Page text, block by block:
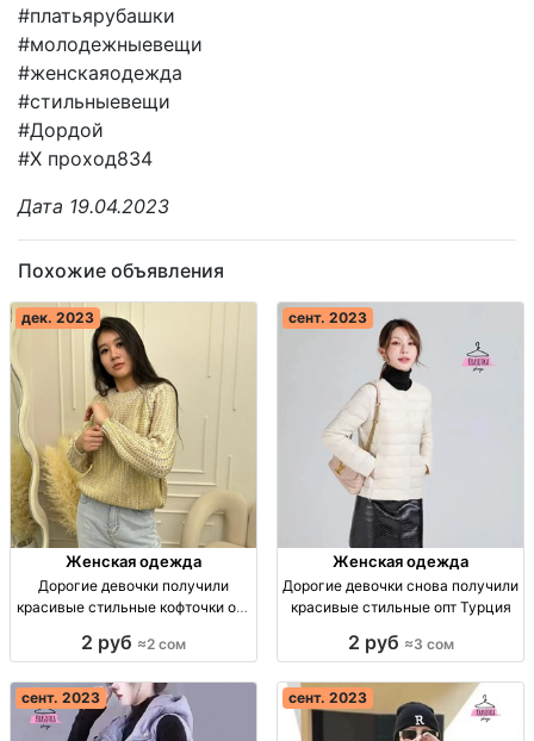
#платьярубашки
#молодежныевещи
#женскаяодежда
#стильныевещи
#Дордой
#X проход834
Дата 19.04.2023
Похожие объявления
дек. 2023
Женская одежда
Дорогие девочки получили
красивые стильные кофточки опт
2 руб ≈2 сом
сент. 2023
Женская одежда
Дорогие девочки снова получили
красивые стильные опт Турция
2 руб ≈3 сом
сент. 2023 сент. 2023